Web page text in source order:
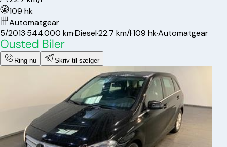
109 hk
Automatgear
5/2013·544.000 km·Diesel·22.7 km/l·109 hk·Automatgear
Ring nu Skriv til sælger